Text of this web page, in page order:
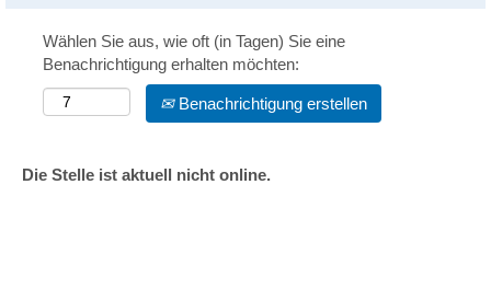
Wählen Sie aus, wie oft (in Tagen) Sie eine
Benachrichtigung erhalten möchten:
Benachrichtigung erstellen
Die Stelle ist aktuell nicht online.